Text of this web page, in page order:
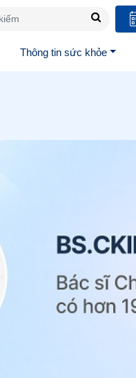
Thông tin sức khỏe